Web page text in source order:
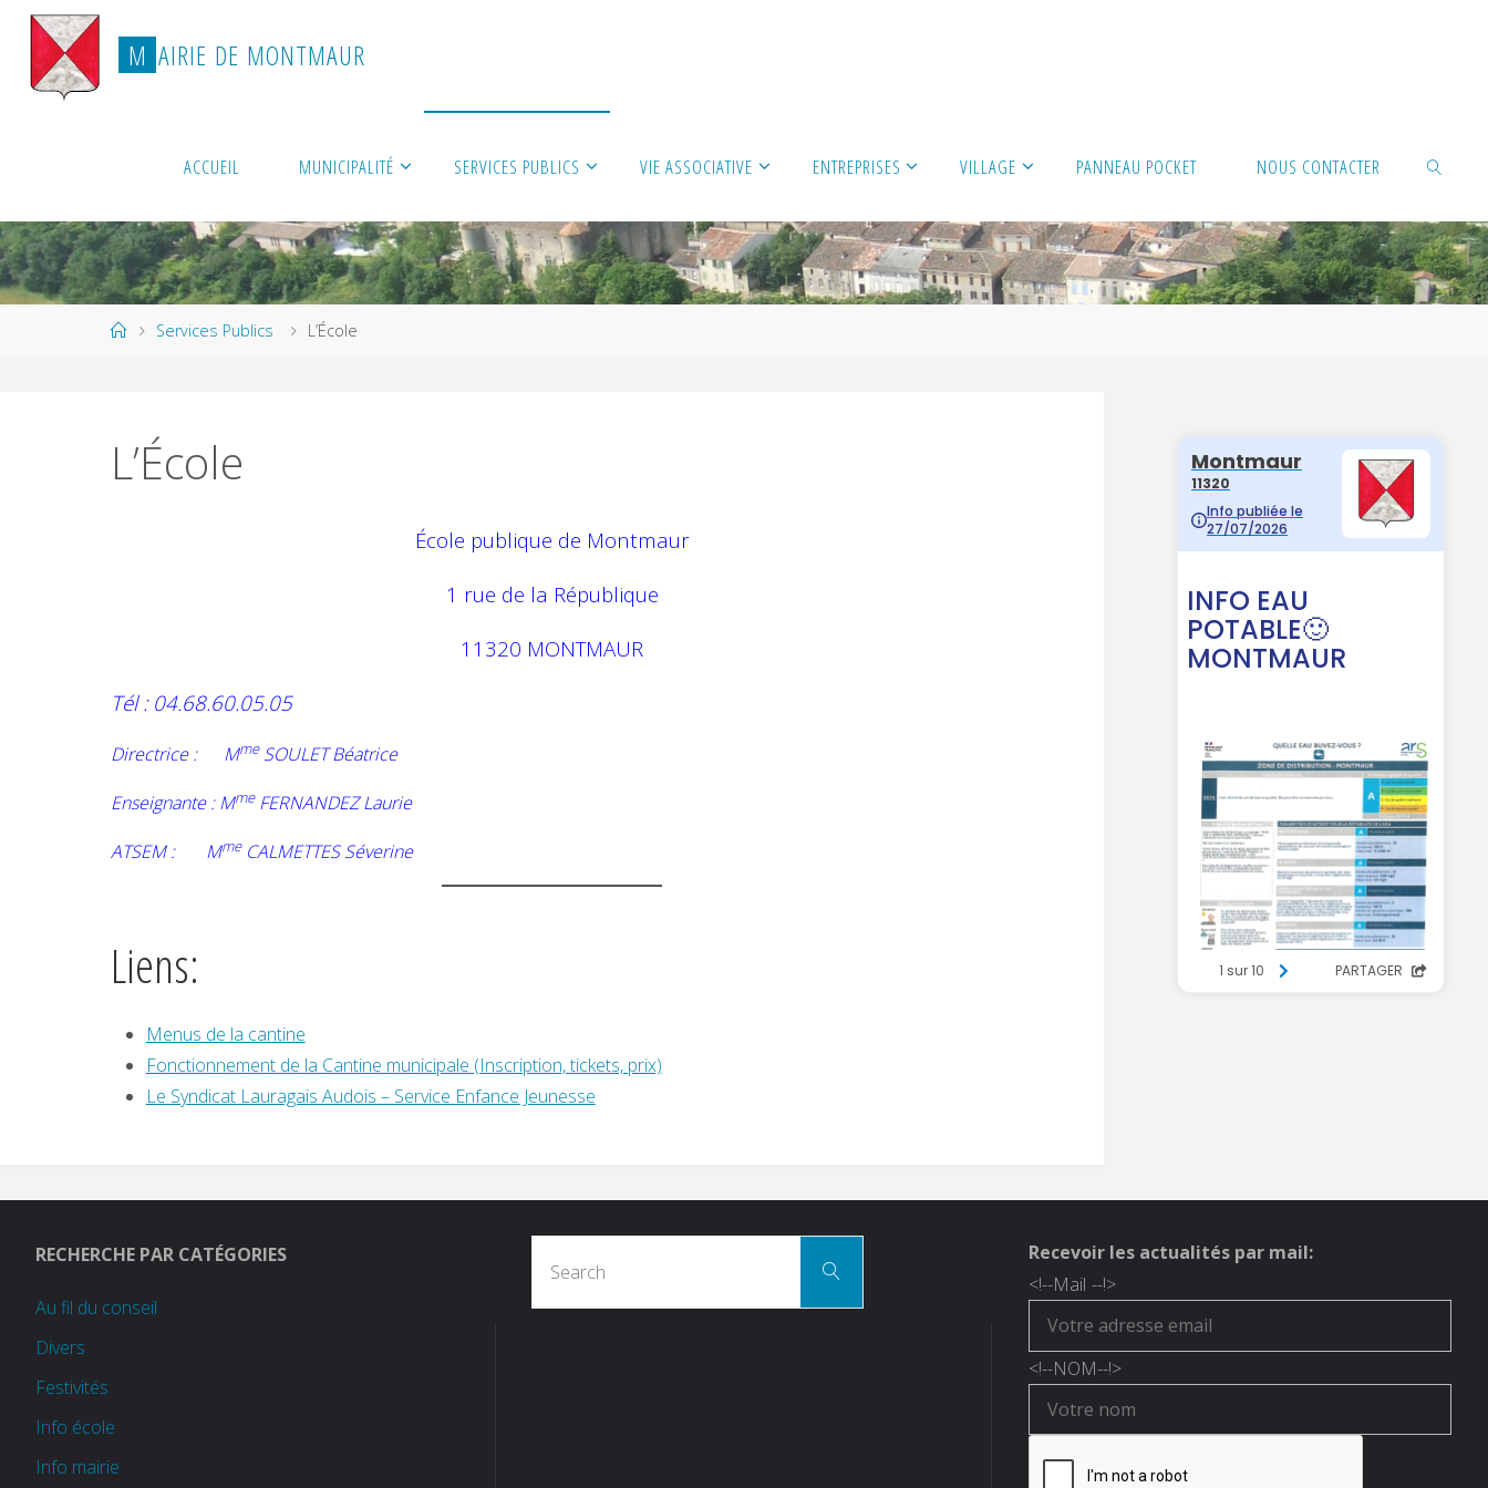
content
M AIRIE DE MONTMAUR
ACCUEIL MUNICIPALITÉ SERVICES PUBLICS VIE ASSOCIATIVE ENTREPRISES VILLAGE PANNEAU POCKET NOUS CONTACTER
SEARCH
HomeServices Publics L’École
L’École
École publique de Montmaur
1 rue de la République
11320 MONTMAUR
Tél : 04.68.60.05.05
Directrice : MmeSOULET Béatrice
Enseignante : MmeFERNANDEZ Laurie
ATSEM : MmeCALMETTES Séverine
Liens:
Menus de la cantine
Fonctionnement de la Cantine municipale (Inscription, tickets, prix)
Le Syndicat Lauragais Audois – Service Enfance Jeunesse
RECHERCHE PAR CATÉGORIES
Au fil du conseil
Divers
Festivités
Info école
Info mairie
Search
Recevoir les actualités par mail:
<!--Mail --!>
<!--NOM--!>